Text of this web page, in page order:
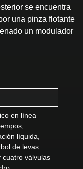
se encuentra
una pinza flotante
un modulador
en línea
líquida,
de levas
cuatro válvulas